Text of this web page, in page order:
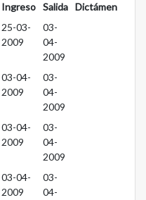
Ingreso Salida
Dictámen
25-03-
2009
03-
04-
2009
03-04-
2009
03-
04-
2009
03-04-
2009
03-
04-
2009
03-04-
2009
03-
04-